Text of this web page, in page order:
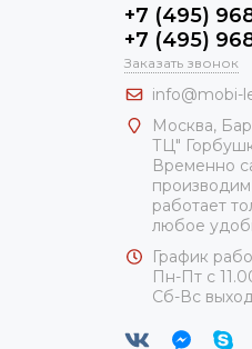
+7 (495)
+7 (495)
Заказать звонок
info@mobi-
Москва,
ТЦ"
Временно
работает
любое
График
Пн-Пт с
Сб-Вс